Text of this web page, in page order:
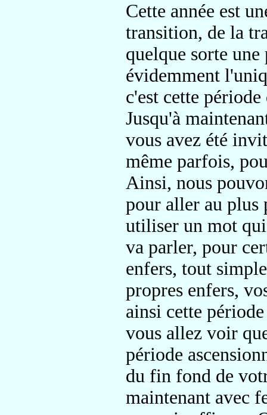
Cette année est
transition, de la
quelque sorte une
évidemment
c'est cette
Jusqu'à
vous avez été
même parfois,
Ainsi, nous
pour aller au plus
utiliser un mot
va parler, pour
enfers, tout
propres enfers,
ainsi cette
vous allez voir
période
du fin fond de
maintenant avec